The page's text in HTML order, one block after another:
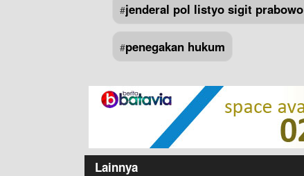
#jenderal pol listyo sigit prabowo
#penegakan hukum
Lainnya